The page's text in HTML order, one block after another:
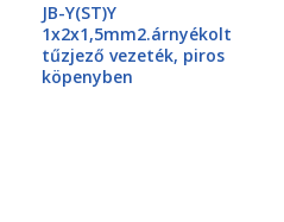
JB-Y(ST)Y
1x2x1,5mm2.árnyékolt
tűzjező vezeték, piros
köpenyben